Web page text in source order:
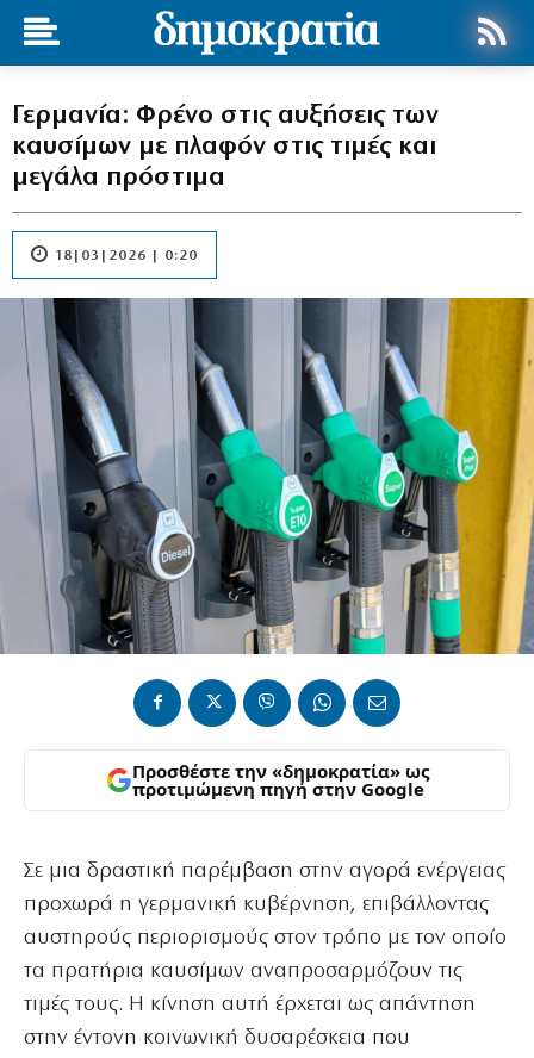
Γερμανία: Φρένο στις αυξήσεις των
καυσίμων με πλαφόν στις τιμές και
μεγάλα πρόστιμα
18|03|2026 | 0:20
Προσθέστε την «δημοκρατία» ως
προτιμώμενη πηγή στην Google
Σε μια δραστική παρέμβαση στην αγορά ενέργειας
προχωρά η γερμανική κυβέρνηση, επιβάλλοντας
αυστηρούς περιορισμούς στον τρόπο με τον οποίο
τα πρατήρια καυσίμων αναπροσαρμόζουν τις
τιμές τους. Η κίνηση αυτή έρχεται ως απάντηση
στην έντονη κοινωνική δυσαρέσκεια που